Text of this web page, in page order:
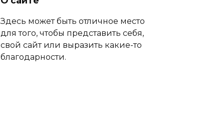
Здесь может быть отличное место
для того, чтобы представить себя,
свой сайт или выразить какие-то
благодарности.